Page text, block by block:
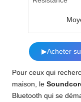
▶Acheter
Pour ceux qui
maison, le
Bluetooth qui se